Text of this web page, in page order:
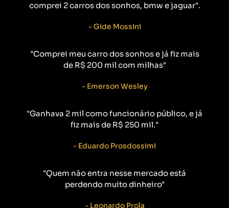
comprei 2 carros dos sonhos, bmw e jaguar".
- Gide Mossini
"Comprei meu carro dos sonhos e já fiz mais
de R$ 200 mil com milhas"
- Emerson Wesley
"Ganhava 2 mil como funcionário público, e já
fiz mais de R$ 250 mil."
- Eduardo Prosdossimi
"Quem não entra nesse mercado está
perdendo muito dinheiro"
- Leonardo Prola